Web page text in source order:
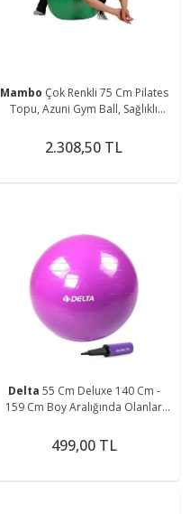
Mambo Çok Renkli 75 Cm Pilates
Topu, Azuni Gym Ball, Sağlıklı
2.308,50 TL
Delta 55 Cm Deluxe 140 Cm -
159 Cm Boy Aralığında Olanlar
Pompa Seti
499,00 TL